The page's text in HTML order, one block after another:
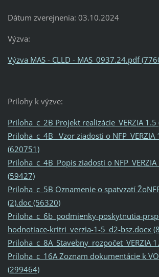
Dátum zverejnenia: 03.10.2024
Výzva:
Výzva MAS - CLLD - MAS_0937.24.pdf
Prílohy k výzve:
Priloha_c_2B Projekt realizácie_VERZIA
Priloha_c_4B_ Vzor ziadosti o NFP_VERZIA
(620751)
Priloha_c_4B_Popis ziadosti o
(59427)
Priloha_c_5B Oznamenie o spatvzatí
(2).doc (56320)
Priloha_c_6b_podmienky-poskytnutia-
hodnotiace-kritri_verzia-1-5_d2-bsz.docx
Priloha_c_8A_Stavebny_rozpočet_VERZIA
Príloha_c_16A Zoznam dokumentácie k
(299464)